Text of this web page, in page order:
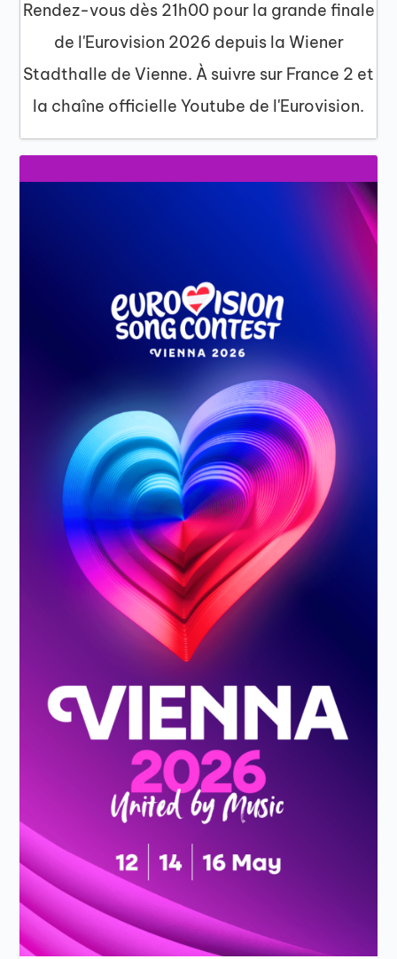
Rendez-vous dès 21h00 pour la grande finale
de l'Eurovision 2026 depuis la Wiener
Stadthalle de Vienne. À suivre sur France 2 et
la chaîne officielle Youtube de l'Eurovision.